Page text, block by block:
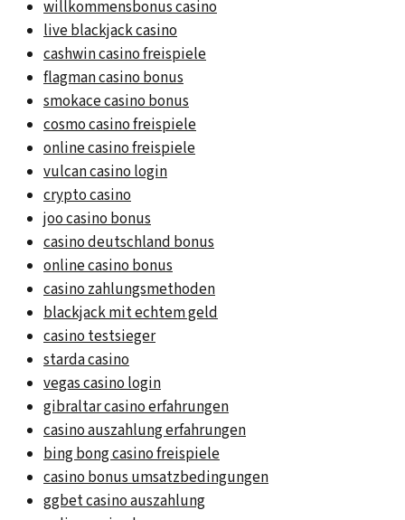
willkommensbonus casino
live blackjack casino
cashwin casino freispiele
flagman casino bonus
smokace casino bonus
cosmo casino freispiele
online casino freispiele
vulcan casino login
crypto casino
joo casino bonus
casino deutschland bonus
online casino bonus
casino zahlungsmethoden
blackjack mit echtem geld
casino testsieger
starda casino
vegas casino login
gibraltar casino erfahrungen
casino auszahlung erfahrungen
bing bong casino freispiele
casino bonus umsatzbedingungen
ggbet casino auszahlung